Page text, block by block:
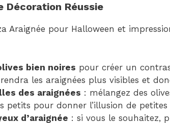
Décoration Réussie
Araignée pour Halloween et
bien noires pour créer un
les araignées plus visibles et
des araignées : mélangez des
petits pour donner l’illusion de petites
d’araignée : si vous le souhaitez,